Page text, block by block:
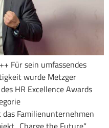
Für sein umfassendes
wurde Metzger
HR Excellence Awards
Familienunternehmen